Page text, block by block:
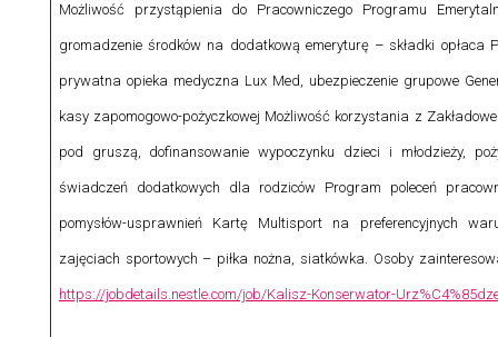
Możliwość przystąpienia do Pracowniczego Programu
gromadzenie środków na dodatkową emeryturę – składki opłaca
prywatna opieka medyczna Lux Med, ubezpieczenie grupowe
kasy zapomogowo-pożyczkowej Możliwość korzystania z
pod gruszą, dofinansowanie wypoczynku dzieci i młodzieży,
świadczeń dodatkowych dla rodziców Program poleceń
pomysłów-usprawnień Kartę Multisport na preferencyjnych
zajęciach sportowych – piłka nożna, siatkówka. Osoby
https://jobdetails.nestle.com/job/Kalisz-Konserwator-